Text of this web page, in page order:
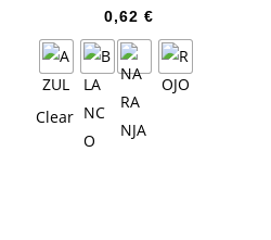
0,62€
Clear